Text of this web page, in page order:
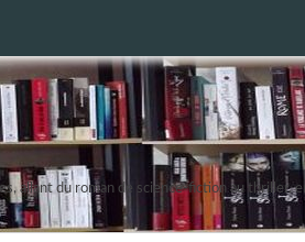
du roman de science-fiction au thriller,